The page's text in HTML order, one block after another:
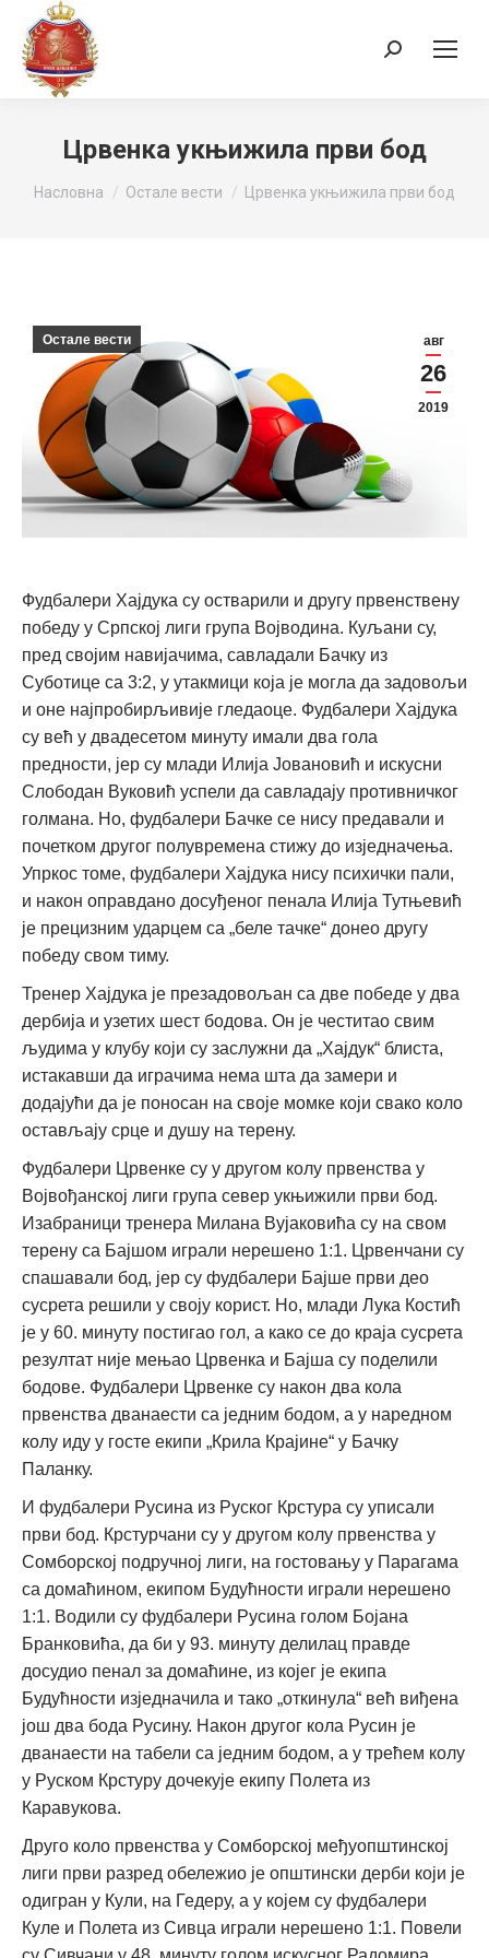
Search:
Црвенка укњижила први бод
You are here:
Насловна Остале вести Црвенка укњижила први бод
авг
26
2019
Остале вести
Фудбалери Хајдука су остварили и другу првенствену
победу у Српској лиги група Војводина. Куљани су,
пред својим навијачима, савладали Бачку из
Суботице са 3:2, у утакмици која је могла да задовољи
и оне најпробирљивије гледаоце. Фудбалери Хајдука
су већ у двадесетом минуту имали два гола
предности, јер су млади Илија Јовановић и искусни
Слободан Вуковић успели да савладају противничког
голмана. Но, фудбалери Бачке се нису предавали и
почетком другог полувремена стижу до изједначења.
Упркос томе, фудбалери Хајдука нису психички пали,
и након оправдано досуђеног пенала Илија Тутњевић
је прецизним ударцем са „беле тачке“ донео другу
победу свом тиму.
Тренер Хајдука је презадовољан са две победе у два
дербија и узетих шест бодова. Он је честитао свим
људима у клубу који су заслужни да „Хајдук“ блиста,
истакавши да играчима нема шта да замери и
додајући да је поносан на своје момке који свако коло
остављају срце и душу на терену.
Фудбалери Црвенке су у другом колу првенства у
Војвођанској лиги група север укњижили први бод.
Изабраници тренера Милана Вујаковића су на свом
терену са Бајшом играли нерешено 1:1. Црвенчани су
спашавали бод, јер су фудбалери Бајше први део
сусрета решили у своју корист. Но, млади Лука Костић
је у 60. минуту постигао гол, а како се до краја сусрета
резултат није мењао Црвенка и Бајша су поделили
бодове. Фудбалери Црвенке су након два кола
првенства дванаести са једним бодом, а у наредном
колу иду у госте екипи „Крила Крајине“ у Бачку
Паланку.
И фудбалери Русина из Руског Крстура су уписали
први бод. Крстурчани су у другом колу првенства у
Сомборској подручној лиги, на гостовању у Парагама
са домаћином, екипом Будућности играли нерешено
1:1. Водили су фудбалери Русина голом Бојана
Бранковића, да би у 93. минуту делилац правде
досудио пенал за домаћине, из којег је екипа
Будућности изједначила и тако „откинула“ већ виђена
још два бода Русину. Након другог кола Русин је
дванаести на табели са једним бодом, а у трећем колу
у Руском Крстуру дочекује екипу Полета из
Каравукова.
Друго коло првенства у Сомборској међуопштинској
лиги први разред обележио је општински дерби који је
одигран у Кули, на Гедеру, а у којем су фудбалери
Куле и Полета из Сивца играли нерешено 1:1. Повели